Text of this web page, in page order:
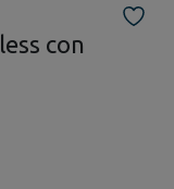
con